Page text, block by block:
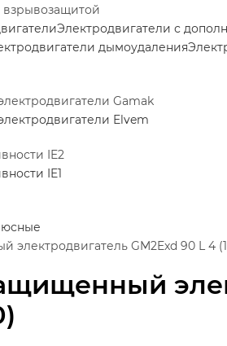
взрывозащитой
Электродвигатели с
дымоудаления
Gamak
Elvem
IE2
IE1
GM2Exd 90 L 4